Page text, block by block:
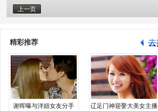
上一页
精彩推荐
谢晖曝与洋妞女友分手 辽足门神迎娶大美女主播